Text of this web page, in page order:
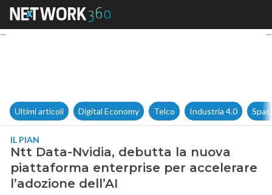
Ntt Data-Nvidia, debutta la
Ultimi articoli Digital Economy Telco Industria 4.0
IL PIAN
Ntt Data-Nvidia, debutta la nuova
piattaforma enterprise per accelerare
l’adozione dell’AI